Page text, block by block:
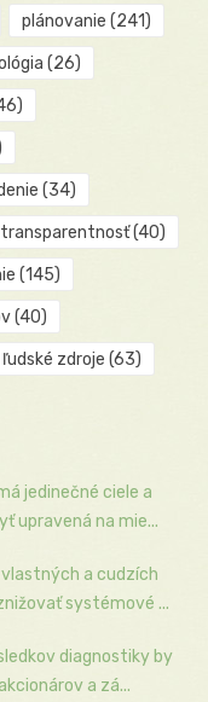
plánovanie (241)
(26)
(34)
transparentnosť(40)
(145)
(40)
ľudské zdroje (63)
jedinečné ciele a
upravená na mie...
a cudzích
systémové ...
diagnostiky by
a zá...